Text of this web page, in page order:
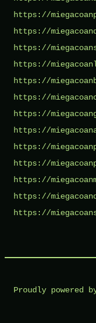
https://
https://
https://
https://
https://
https://
https://
https://
https://
https://
https://
https://
https://
Proudly powered